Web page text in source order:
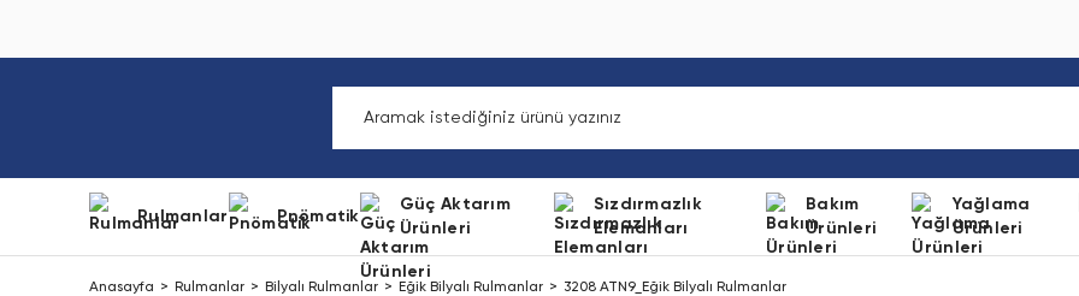
Rulmanlar Pnömatik
Güç Aktarım
Ürünleri
Sızdırmazlık
Elemanları
Bakım
Ürünleri
Yağlama
Ürünleri
Anasayfa Rulmanlar Bilyalı Rulmanlar Eğik Bilyalı Rulmanlar 3208 ATN9_Eğik Bilyalı Rulmanlar